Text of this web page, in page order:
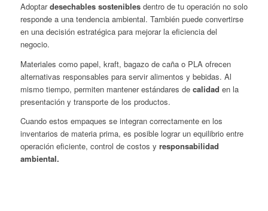
Adoptardesechables sosteniblesdentro de tu operación no solo
responde a una tendencia ambiental. También puede convertirse
en una decisión estratégica para mejorar la eficiencia del
negocio.
Materiales como papel, kraft, bagazo de caña o PLA ofrecen
alternativas responsables para servir alimentos y bebidas. Al
mismo tiempo, permiten mantener estándares de calidad en la
presentación y transporte de los productos.
Cuando estos empaques se integran correctamente en los
inventarios de materia prima, es posible lograr un equilibrio entre
operación eficiente, control de costos y responsabilidad
ambiental.